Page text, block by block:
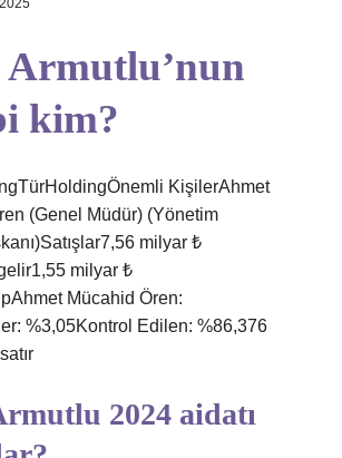
Armutlu’nun
kim?
KişilerAhmet
(Genel Müdür) (Yönetim
milyar ₺
milyar ₺
Mücahid Ören:
%3,05Kontrol Edilen: %86,376
2024 aidatı